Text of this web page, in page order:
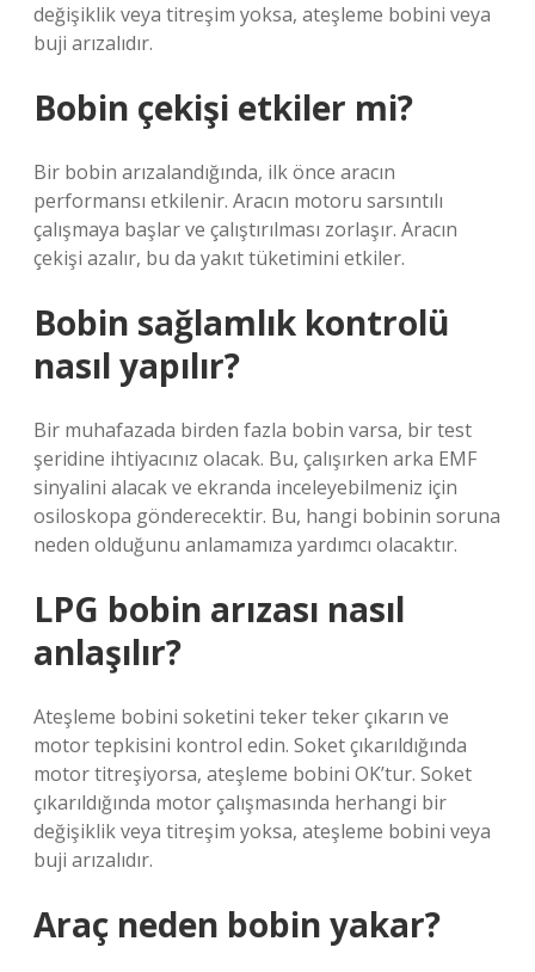
değişiklik veya titreşim yoksa, ateşleme bobini veya
buji arızalıdır.
Bobin çekişi etkiler mi?
Bir bobin arızalandığında, ilk önce aracın
performansı etkilenir. Aracın motoru sarsıntılı
çalışmaya başlar ve çalıştırılması zorlaşır. Aracın
çekişi azalır, bu da yakıt tüketimini etkiler.
Bobin sağlamlık kontrolü
nasıl yapılır?
Bir muhafazada birden fazla bobin varsa, bir test
şeridine ihtiyacınız olacak. Bu, çalışırken arka EMF
sinyalini alacak ve ekranda inceleyebilmeniz için
osiloskopa gönderecektir. Bu, hangi bobinin soruna
neden olduğunu anlamamıza yardımcı olacaktır.
LPG bobin arızası nasıl
anlaşılır?
Ateşleme bobini soketini teker teker çıkarın ve
motor tepkisini kontrol edin. Soket çıkarıldığında
motor titreşiyorsa, ateşleme bobini OK’tur. Soket
çıkarıldığında motor çalışmasında herhangi bir
değişiklik veya titreşim yoksa, ateşleme bobini veya
buji arızalıdır.
Araç neden bobin yakar?